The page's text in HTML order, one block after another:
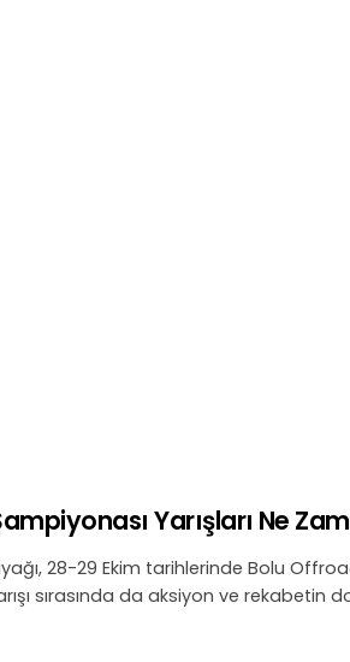
Yarışları Ne
28-29 Ekim tarihlerinde Bolu
sırasında da aksiyon ve rekabetin